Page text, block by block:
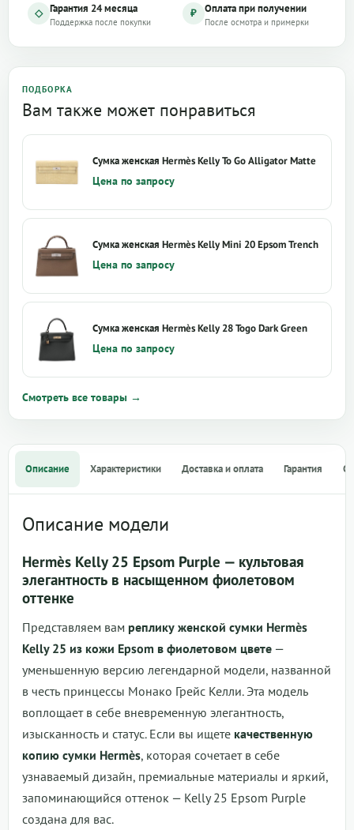
◇ Гарантия 24 месяца
Поддержка после покупки
₽ Оплата при получении
После осмотра и примерки
ПОДБОРКА
Вам также может понравиться
Сумка женская Hermès Kelly To Go Alligator Matte
Цена по запросу
Сумка женская Hermès Kelly Mini 20 Epsom Trench
Цена по запросу
Сумка женская Hermès Kelly 28 Togo Dark Green
Цена по запросу
Смотреть все товары →
Описание Характеристики Доставка и оплата Гарантия
Описание модели
Hermès Kelly 25 Epsom Purple — культовая
элегантность в насыщенном фиолетовом
оттенке
Представляем вам реплику женской сумки Hermès
Kelly 25 из кожи Epsom в фиолетовом цвете —
уменьшенную версию легендарной модели, названной
в честь принцессы Монако Грейс Келли. Эта модель
воплощает в себе вневременную элегантность,
изысканность и статус. Если вы ищете качественную
копию сумки Hermès, которая сочетает в себе
узнаваемый дизайн, премиальные материалы и яркий,
запоминающийся оттенок — Kelly 25 Epsom Purple
создана для вас.